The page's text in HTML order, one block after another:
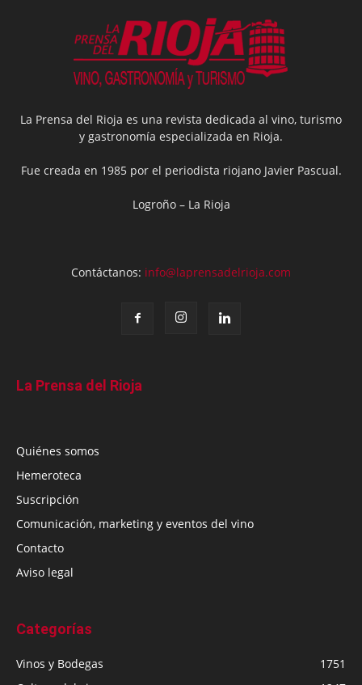
La Prensa del Rioja es una revista dedicada al vino, turismo
y gastronomía especializada en Rioja.
Fue creada en 1985 por el periodista riojano Javier Pascual.
Logroño – La Rioja
Contáctanos: info@laprensadelrioja.com
La Prensa del Rioja
Quiénes somos
Hemeroteca
Suscripción
Comunicación, marketing y eventos del vino
Contacto
Aviso legal
Categorías
Vinos y Bodegas
1751